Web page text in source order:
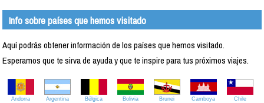
Info sobre países que hemos visitado
Aquí podrás obtener información de los países que hemos visitado.
Esperamos que te sirva de ayuda y que te inspire para tus próximos viajes.
Andorra Argentina Bélgica Bolivia Brunei Camboya Chile